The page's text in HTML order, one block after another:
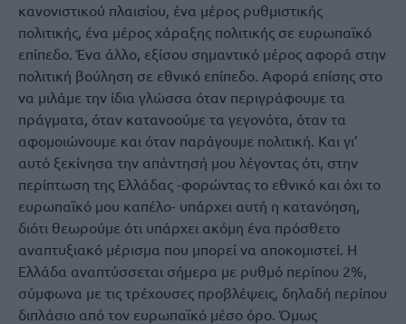
κανονιστικού πλαισίου, ένα μέρος ρυθμιστικής
πολιτικής, ένα μέρος χάραξης πολιτικής σε ευρωπαϊκό
επίπεδο. Ένα άλλο, εξίσου σημαντικό μέρος αφορά στην
πολιτική βούληση σε εθνικό επίπεδο. Αφορά επίσης στο
να μιλάμε την ίδια γλώσσα όταν περιγράφουμε τα
πράγματα, όταν κατανοούμε τα γεγονότα, όταν τα
αφομοιώνουμε και όταν παράγουμε πολιτική. Και γι’
αυτό ξεκίνησα την απάντησή μου λέγοντας ότι, στην
περίπτωση της Ελλάδας -φορώντας το εθνικό και όχι το
ευρωπαϊκό μου καπέλο- υπάρχει αυτή η κατανόηση,
διότι θεωρούμε ότι υπάρχει ακόμη ένα πρόσθετο
αναπτυξιακό μέρισμα που μπορεί να αποκομιστεί. Η
Ελλάδα αναπτύσσεται σήμερα με ρυθμό περίπου 2%,
σύμφωνα με τις τρέχουσες προβλέψεις, δηλαδή περίπου
διπλάσιο από τον ευρωπαϊκό μέσο όρο. Όμως